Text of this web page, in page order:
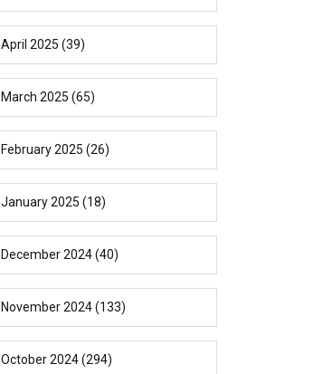
April 2025 (39)
March 2025 (65)
February 2025 (26)
January 2025 (18)
December 2024(40)
November 2024(133)
October 2024(294)